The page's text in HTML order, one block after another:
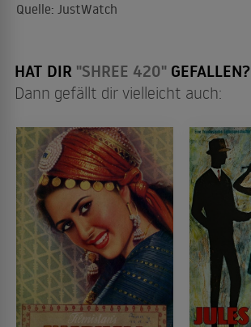
Quelle: JustWatch
HAT DIR "SHREE 420" GEFALLEN?
Dann gefällt dir vielleicht auch: